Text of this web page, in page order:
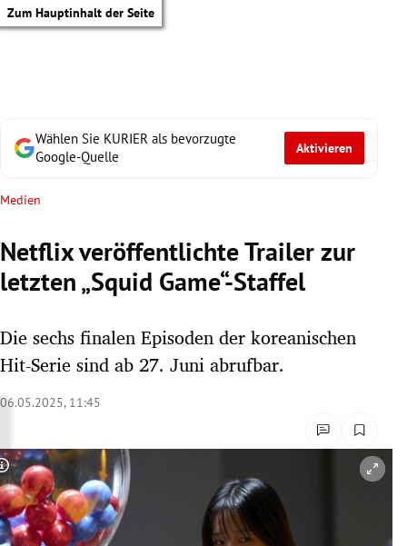
Zum Hauptinhalt der Seite
Untermenü
Untermenü
Wählen Sie KURIER als bevorzugte
Google-Quelle
Aktivieren
Medien
Netflix veröffentlichte Trailer zur
letzten „Squid Game“-Staffel
Die sechs finalen Episoden der koreanischen
Hit-Serie sind ab 27. Juni abrufbar.
06.05.2025, 11:45
Copyright-Hinweis öffnen/schließen